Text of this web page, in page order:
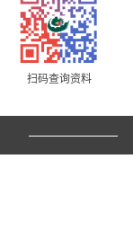
扫码查询资料